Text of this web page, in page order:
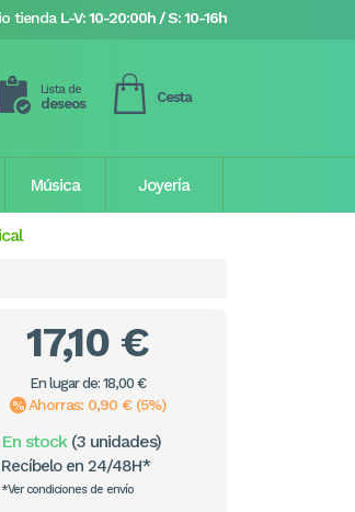
tienda L-V: 10-20:00h / S: 10-16h
Lista de
deseos Cesta
Música Joyería
17,10 €
En lugar de: 18,00 €
Ahorras: 0,90 € (5%)
En stock (3 unidades)
Recíbelo en 24/48H*
*Ver condiciones de envío